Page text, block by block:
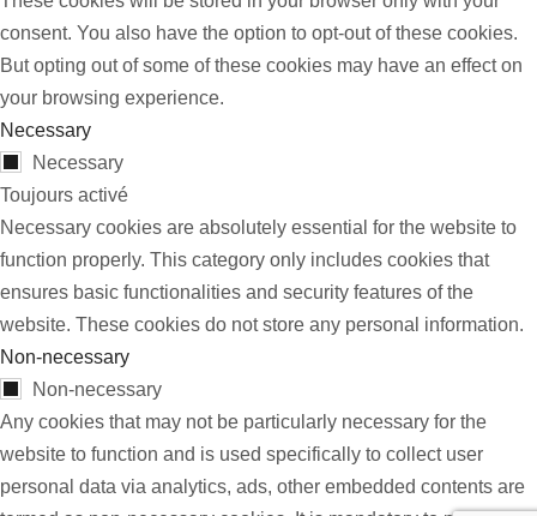
consent. You also have the option to opt-out of these cookies.
But opting out of some of these cookies may have an effect on
your browsing experience.
Necessary
Necessary
Toujours activé
Necessary cookies are absolutely essential for the website to
function properly. This category only includes cookies that
ensures basic functionalities and security features of the
website. These cookies do not store any personal information.
Non-necessary
Non-necessary
Any cookies that may not be particularly necessary for the
website to function and is used specifically to collect user
personal data via analytics, ads, other embedded contents are